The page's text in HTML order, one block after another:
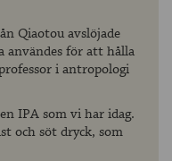
Qiaotou avslöjade
användes för att hålla
i antropologi
IPA som vi har idag.
och söt dryck, som